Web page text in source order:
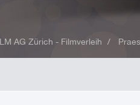
AG Zürich - Filmverleih